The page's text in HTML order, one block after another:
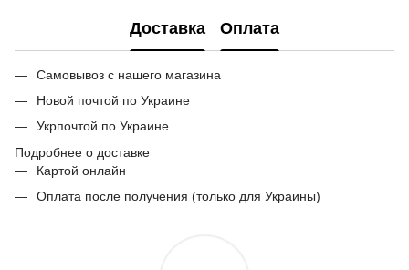
Доставка Оплата
Самовывоз с нашего магазина
Новой почтой по Украине
Укрпочтой по Украине
Подробнее о доставке
Картой онлайн
Оплата после получения (только для Украины)